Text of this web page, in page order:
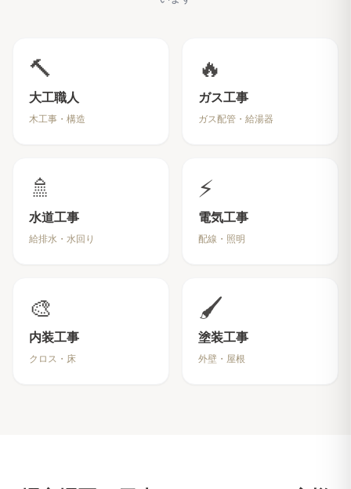
🔨
大工職人
木工事・構造
🔥
ガス工事
ガス配管・給湯器
🚿
水道工事
給排水・水回り
⚡
電気工事
配線・照明
🎨
内装工事
クロス・床
🖌️
塗装工事
外壁・屋根